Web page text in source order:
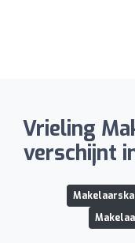
Vrieling
verschijnt